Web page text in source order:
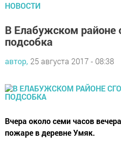
НОВОСТИ
В Елабужском районе
подсобка
автор, 25 августа 2017 - 08:38
Вчера около семи часов
пожаре в деревне Умяк.